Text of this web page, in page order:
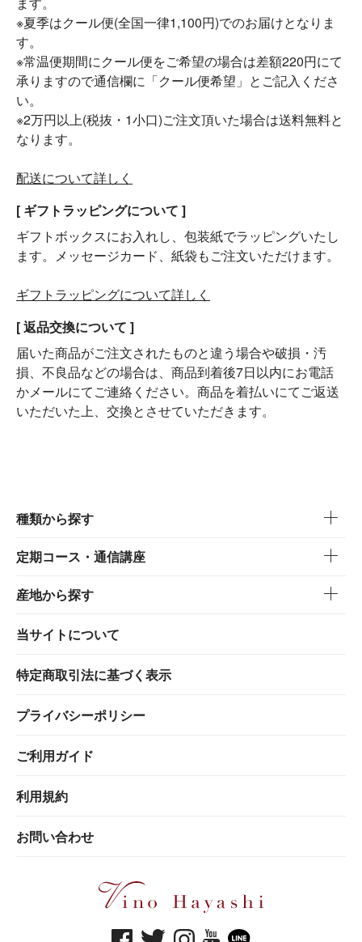
※夏季はクール便(全国一律1,100円)でのお届けとなりま
す。
※常温便期間にクール便をご希望の場合は差額220円にて
承りますので通信欄に「クール便希望」とご記入くださ
い。
※2万円以上(税抜・1小口)ご注文頂いた場合は送料無料と
なります。
配送について詳しく
[ ギフトラッピングについて ]
ギフトボックスにお入れし、包装紙でラッピングいたし
ます。メッセージカード、紙袋もご注文いただけます。
ギフトラッピングについて詳しく
[ 返品交換について ]
届いた商品がご注文されたものと違う場合や破損・汚
損、不良品などの場合は、商品到着後7日以内にお電話
かメールにてご連絡ください。商品を着払いにてご返送
いただいた上、交換とさせていただきます。
種類から探す
定期コース・通信講座
産地から探す
当サイトについて
特定商取引法に基づく表示
プライバシーポリシー
ご利用ガイド
利用規約
お問い合わせ